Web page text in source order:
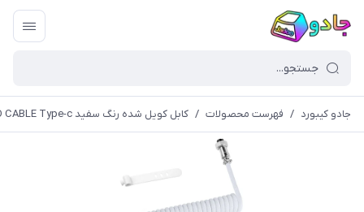
جادو کیبورد / فهرست محصولات / کابل کویل شده رنگ سفید 8k ATTACK SHARK C01PRO COILED CABLE Type-c